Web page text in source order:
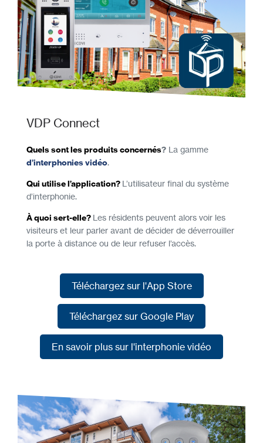
VDP Connect
Quels sont les produits concernés? La gamme
d’interphonies vidéo.
Qui utilise l’application? L’utilisateur final du système
d’interphonie.
À quoi sert-elle? Les résidents peuvent alors voir les
visiteurs et leur parler avant de décider de déverrouiller
la porte à distance ou de leur refuser l’accès.
Téléchargez sur l'App Store
Téléchargez sur l'App Store
Téléchargez sur Google Play
Téléchargez sur Google Play
En savoir plus sur l'interphonie vidéo